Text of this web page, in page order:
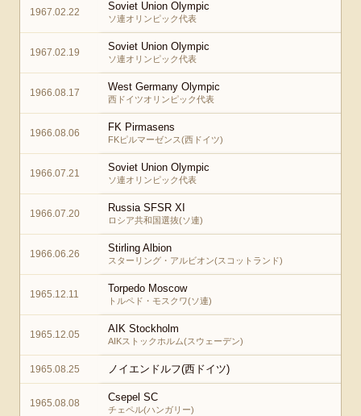
1967.02.22 Soviet Union Olympic
ソ連オリンピック代表
1967.02.19 Soviet Union Olympic
ソ連オリンピック代表
1966.08.17 West Germany Olympic
西ドイツオリンピック代表
1966.08.06 FK Pirmasens
FKピルマーゼンス(西ドイツ)
1966.07.21 Soviet Union Olympic
ソ連オリンピック代表
1966.07.20 Russia SFSR XI
ロシア共和国選抜(ソ連)
1966.06.26 Stirling Albion
スターリング・アルビオン(スコットランド)
1965.12.11 Torpedo Moscow
トルペド・モスクワ(ソ連)
1965.12.05 AIK Stockholm
AIKストックホルム(スウェーデン)
1965.08.25 ノイエンドルフ(西ドイツ)
1965.08.08 Csepel SC
チェペル(ハンガリー)